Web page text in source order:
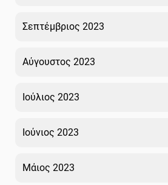
Σεπτέμβριος 2023
Αύγουστος 2023
Ιούλιος 2023
Ιούνιος 2023
Μάιος 2023